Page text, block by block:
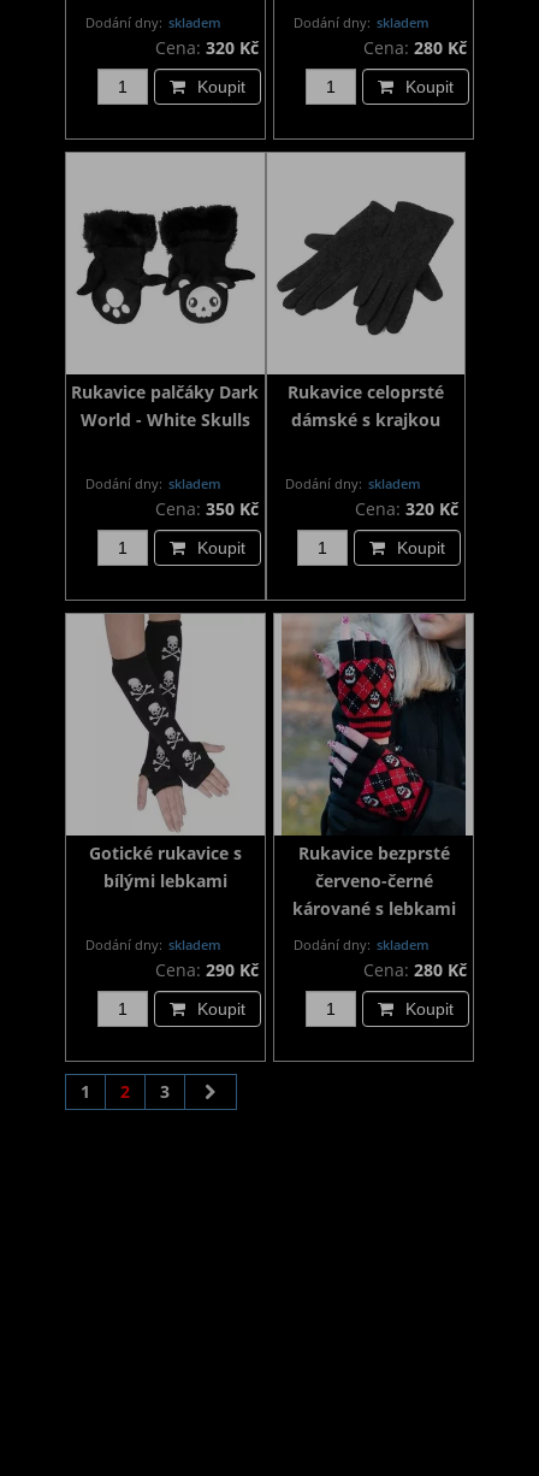
Dodání dny: skladem
Cena: 320 Kč
Koupit
Dodání dny: skladem
Cena: 280 Kč
Koupit
Rukavice palčáky Dark
World - White Skulls
Dodání dny: skladem
Cena: 350 Kč
Koupit
Rukavice celoprsté
dámské s krajkou
Dodání dny: skladem
Cena:320 Kč
Koupit
Gotické rukavice s
bílými lebkami
Dodání dny: skladem
Cena: 290 Kč
Koupit
Rukavice bezprsté
červeno-černé
kárované s lebkami
Dodání dny: skladem
Cena: 280 Kč
Koupit
1 2 3